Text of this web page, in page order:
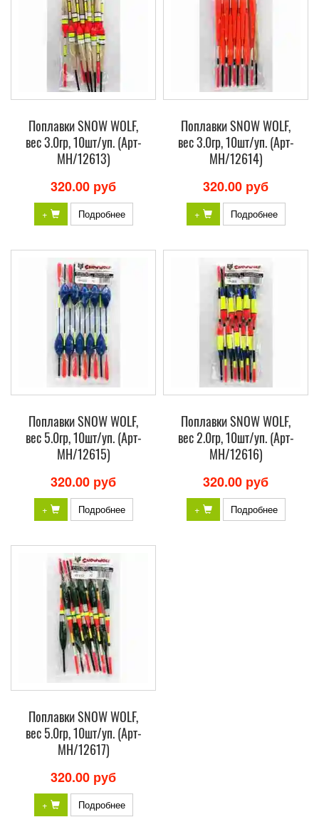
Поплавки SNOW WOLF,
вес 3.0гр, 10шт/уп. (Арт-
МH/12613)
320.00 руб
+ Подробнее
Поплавки SNOW WOLF,
вес 3.0гр, 10шт/уп. (Арт-
МH/12614)
320.00 руб
+ Подробнее
Поплавки SNOW WOLF,
вес 5.0гр, 10шт/уп. (Арт-
МH/12615)
320.00 руб
+ Подробнее
Поплавки SNOW WOLF,
вес 2.0гр, 10шт/уп. (Арт-
МH/12616)
320.00 руб
+ Подробнее
Поплавки SNOW WOLF,
вес 5.0гр, 10шт/уп. (Арт-
МH/12617)
320.00 руб
+ Подробнее